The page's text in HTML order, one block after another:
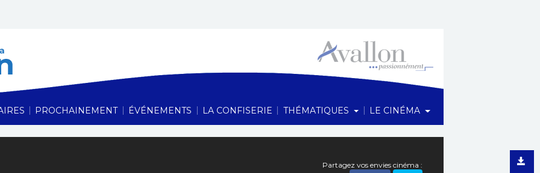
| PROCHAINEMENT | ÉVÉNEMENTS | LA CONFISERIE | THÉMATIQUES | LE CINÉMA
1 Rue du Maréchal Foch, 89200 Avallon
Partagez vos envies cinéma :